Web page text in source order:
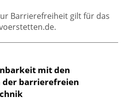
Barrierefreiheit gilt für das
mit den
barrierefreien